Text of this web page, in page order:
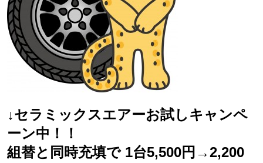
↓セラミックスエアーお試しキャンペ
ーン中！！
組替と同時充填で 1台5,500円→2,200